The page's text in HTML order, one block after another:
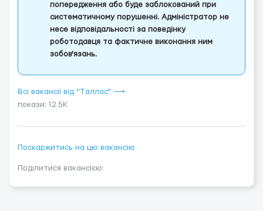
попередження або буде заблокований при
систематичному порушенні. Адміністратор не
несе відповідальності за поведінку
роботодавця та фактичне виконання ним
зобов'язань.
Всі вакансії від "Tаллас" ⟶
покази: 12.5K
Поскаржитись на цю вакансію
Поділитися вакансією: